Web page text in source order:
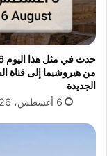
ر
س
ي
ي
ف
ي
س
ل
ت
ح
ت
ق
ب
ة
ل
من هيروشيما إلى قناة
الجديدة
6 أغسطس، 2026